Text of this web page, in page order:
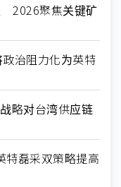
2026聚焦关键矿
治阻力化为英特
略对台湾供应链
磊采双策略提高